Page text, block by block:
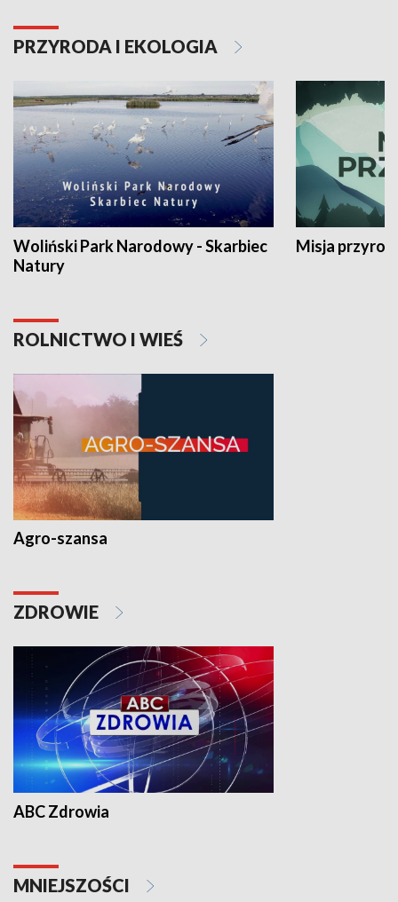
PRZYRODA I EKOLOGIA
Woliński Park Narodowy - Skarbiec
Natury
Misja
ROLNICTWO I WIEŚ
Agro-szansa
ZDROWIE
ABC Zdrowia
MNIEJSZOŚCI